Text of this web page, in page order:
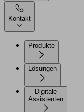
Kontakt
Produkte
Lösungen
Digitale
Assistenten